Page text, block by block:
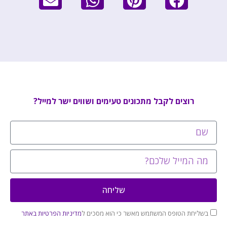
רוצים לקבל מתכונים טעימים ושווים ישר למייל?
בשליחת הטופס המשתמש מאשר כי הוא מסכים למדיניות הפרטיות באתר
שליחה